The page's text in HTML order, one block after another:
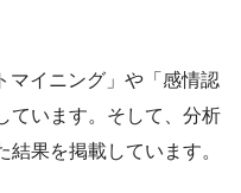
マイニング」や「感情認
ています。そして、分析
果を掲載しています。